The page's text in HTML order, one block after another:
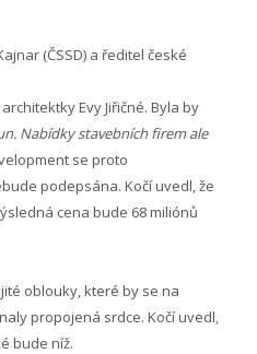
(ČSSD) a ředitel české
Evy Jiřičné. Byla by
Nabídky stavebních firem ale
se proto
podepsána. Kočí uvedl, že
cena bude 68 miliónů
oblouky, které by se na
propojená srdce. Kočí uvedl,
bude níž.